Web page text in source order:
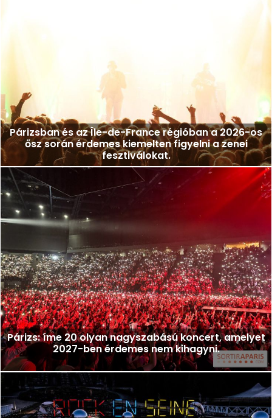
Párizsban és az Île-de-France régióban a 2026-os
ősz során érdemes kiemelten figyelni a zenei
fesztiválokat.
Párizs: íme 20 olyan nagyszabású koncert, amelyet
2027-ben érdemes nem kihagyni.